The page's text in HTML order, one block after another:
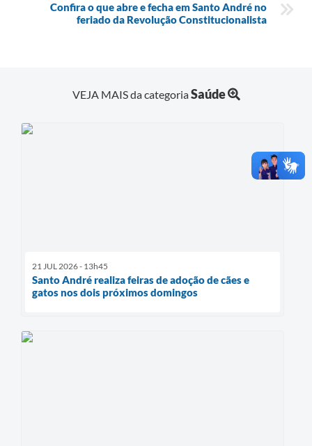
Confira o que abre e fecha em Santo André no
feriado da Revolução Constitucionalista
VEJA MAIS da categoriaSaúde
21 JUL 2026 - 13h45
Santo André realiza feiras de adoção de cães e
gatos nos dois próximos domingos